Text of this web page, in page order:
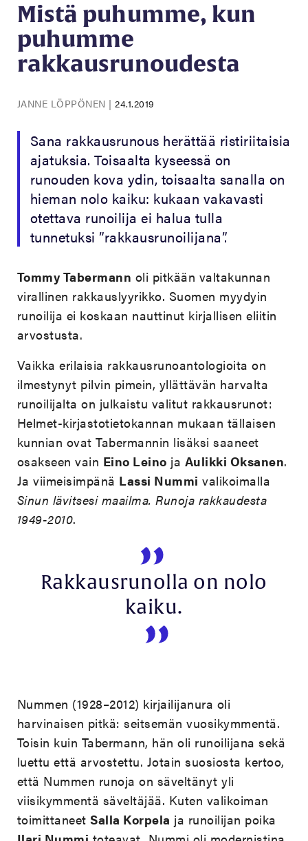
Mistä puhumme, kun
puhumme
rakkausrunoudesta
JANNE LÖPPÖNEN |24.1.2019
Sana rakkausrunous herättää ristiriitaisia
ajatuksia. Toisaalta kyseessä on
runouden kova ydin, toisaalta sanalla on
hieman nolo kaiku: kukaan vakavasti
otettava runoilija ei halua tulla
tunnetuksi ”rakkausrunoilijana”.
Tommy Tabermann oli pitkään valtakunnan
virallinen rakkauslyyrikko. Suomen myydyin
runoilija ei koskaan nauttinut kirjallisen eliitin
arvostusta.
Vaikka erilaisia rakkausrunoantologioita on
ilmestynyt pilvin pimein, yllättävän harvalta
runoilijalta on julkaistu valitut rakkausrunot:
Helmet-kirjastotietokannan mukaan tällaisen
kunnian ovat Tabermannin lisäksi saaneet
osakseen vain Eino Leino ja Aulikki Oksanen.
Ja viimeisimpänä Lassi Nummi valikoimalla
Sinun lävitsesi maailma. Runoja rakkaudesta
1949-2010.
Rakkausrunolla on nolo
kaiku.
Nummen (1928–2012) kirjailijanura oli
harvinaisen pitkä: seitsemän vuosikymmentä.
Toisin kuin Tabermann, hän oli runoilijana sekä
luettu että arvostettu. Jotain suosiosta kertoo,
että Nummen runoja on säveltänyt yli
viisikymmentä säveltäjää. Kuten valikoiman
toimittaneetSalla Korpela ja runoilijan poika